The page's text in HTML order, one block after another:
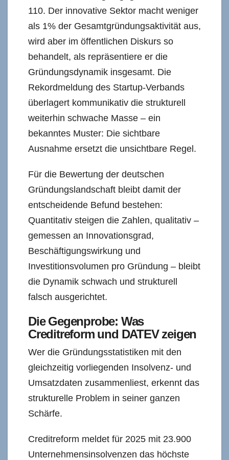
110. Der innovative Sektor macht weniger
als 1% der Gesamtgründungsaktivität aus,
wird aber im öffentlichen Diskurs so
behandelt, als repräsentiere er die
Gründungsdynamik insgesamt. Die
Rekordmeldung des Startup-Verbands
überlagert kommunikativ die strukturell
weiterhin schwache Masse – ein
bekanntes Muster: Die sichtbare
Ausnahme ersetzt die unsichtbare Regel.
Für die Bewertung der deutschen
Gründungslandschaft bleibt damit der
entscheidende Befund bestehen:
Quantitativ steigen die Zahlen, qualitativ –
gemessen an Innovationsgrad,
Beschäftigungswirkung und
Investitionsvolumen pro Gründung – bleibt
die Dynamik schwach und strukturell
falsch ausgerichtet.
Die Gegenprobe: Was
Creditreform und DATEV zeigen
Wer die Gründungsstatistiken mit den
gleichzeitig vorliegenden Insolvenz- und
Umsatzdaten zusammenliest, erkennt das
strukturelle Problem in seiner ganzen
Schärfe.
Creditreform meldet für 2025 mit 23.900
Unternehmensinsolvenzen das höchste